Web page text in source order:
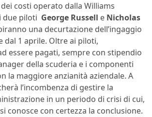
costi operato dalla Williams
due piloti George Russell e Nicholas
una decurtazione dell’ingaggio
dal 1 aprile. Oltre ai piloti,
essere pagati, sempre con stipendio
della scuderia e i componenti
la maggiore anzianità aziendale. A
l’incombenza di gestire la
in un periodo di crisi di cui,
conosce con certezza la conclusione.